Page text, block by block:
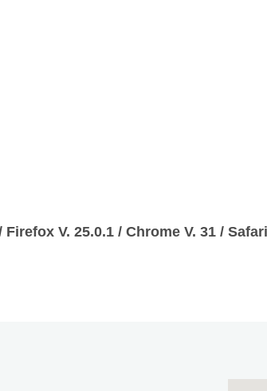
V. 25.0.1 / Chrome V. 31 /